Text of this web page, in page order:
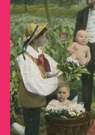
© Provincie